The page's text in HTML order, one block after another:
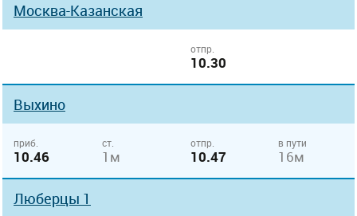
Москва-Казанская
отпр.
10.30
Выхино
приб.
10.46
ст.
1м
отпр.
10.47
в пути
16м
Люберцы 1